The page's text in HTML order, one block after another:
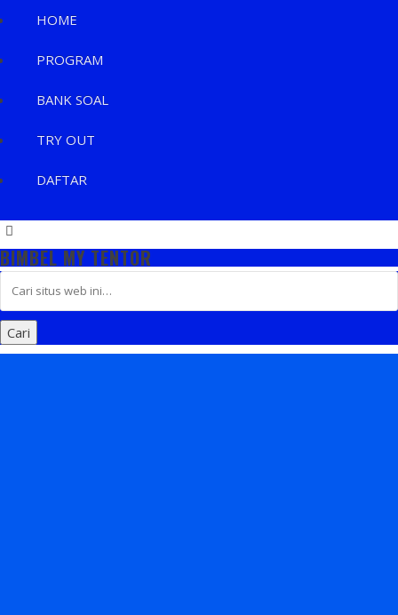
HOME
PROGRAM
BANK SOAL
TRY OUT
DAFTAR
BIMBEL MY TENTOR